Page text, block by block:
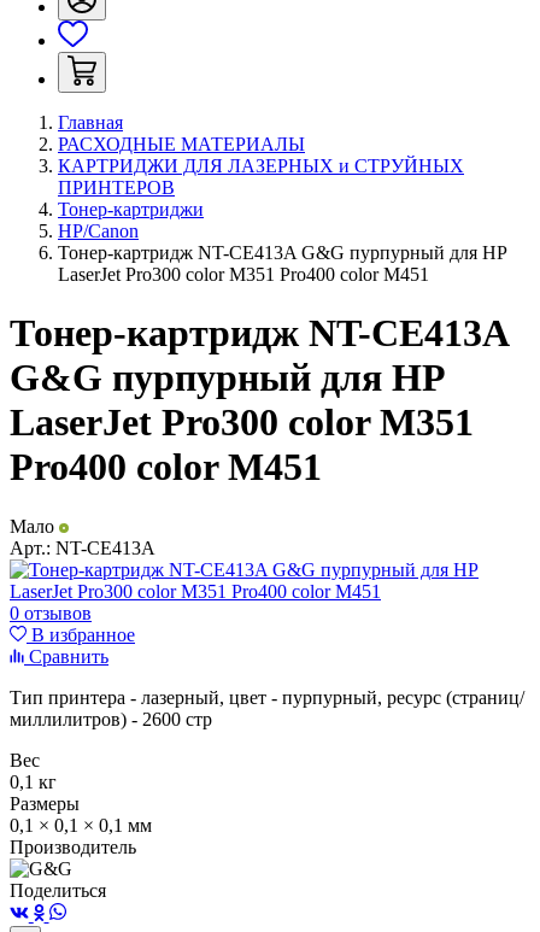
Главная
РАСХОДНЫЕ МАТЕРИАЛЫ
КАРТРИДЖИ ДЛЯ ЛАЗЕРНЫХ и СТРУЙНЫХ
ПРИНТЕРОВ
Тонер-картриджи
HP/Canon
Тонер-картридж NT-CE413A G&G пурпурный для HP
LaserJet Pro300 color M351 Pro400 color M451
Тонер-картридж NT-CE413A
G&G пурпурный для HP
LaserJet Pro300 color M351
Pro400 color M451
Мало
Арт.: NT-CE413A
0 отзывов
В избранное
Сравнить
Тип принтера - лазерный, цвет - пурпурный, ресурс (страниц/
миллилитров) - 2600 стр
Вес
0,1 кг
Размеры
0,1 × 0,1 × 0,1 мм
Производитель
Поделиться